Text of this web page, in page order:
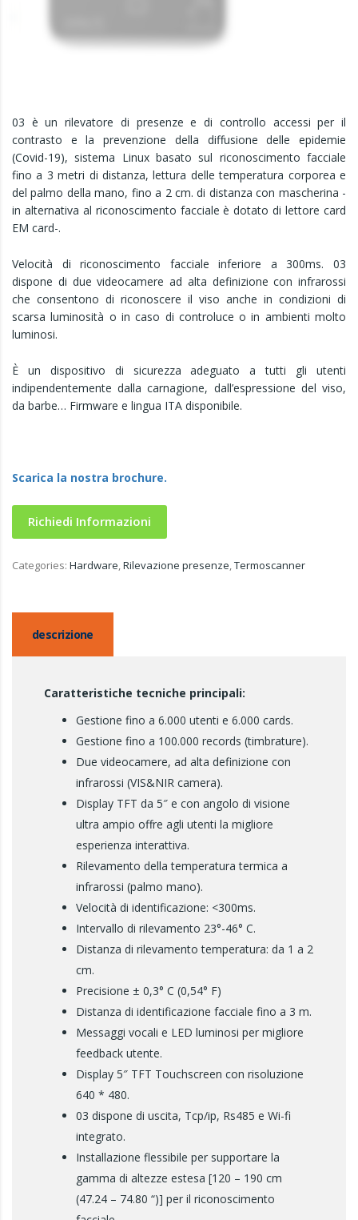
03 è un rilevatore di presenze e di controllo accessi per il
contrasto e la prevenzione della diffusione delle epidemie
(Covid-19), sistema Linux basato sul riconoscimento facciale
fino a 3 metri di distanza, lettura delle temperatura corporea e
del palmo della mano, fino a 2 cm. di distanza con mascherina -
in alternativa al riconoscimento facciale è dotato di lettore card
EM card-.
Velocità di riconoscimento facciale inferiore a 300ms. 03
dispone di due videocamere ad alta definizione con infrarossi
che consentono di riconoscere il viso anche in condizioni di
scarsa luminosità o in caso di controluce o in ambienti molto
luminosi.
È un dispositivo di sicurezza adeguato a tutti gli utenti
indipendentemente dalla carnagione, dall’espressione del viso,
da barbe… Firmware e lingua ITA disponibile.
Scarica la nostra brochure.
Richiedi Informazioni
Categories: Hardware,Rilevazione presenze,Termoscanner
descrizione
Caratteristiche tecniche principali:
Gestione fino a 6.000 utenti e 6.000 cards.
Gestione fino a 100.000 records (timbrature).
Due videocamere, ad alta definizione con
infrarossi (VIS&NIR camera).
Display TFT da 5″ e con angolo di visione
ultra ampio offre agli utenti la migliore
esperienza interattiva.
Rilevamento della temperatura termica a
infrarossi (palmo mano).
Velocità di identificazione: <300ms.
Intervallo di rilevamento 23°-46° C.
Distanza di rilevamento temperatura: da 1 a 2
cm.
Precisione ± 0,3° C (0,54° F)
Distanza di identificazione facciale fino a 3 m.
Messaggi vocali e LED luminosi per migliore
feedback utente.
Display 5″ TFT Touchscreen con risoluzione
640 * 480.
03 dispone di uscita, Tcp/ip, Rs485 e Wi-fi
integrato.
Installazione flessibile per supportare la
gamma di altezze estesa [120 – 190 cm
(47.24 – 74.80 “)] per il riconoscimento